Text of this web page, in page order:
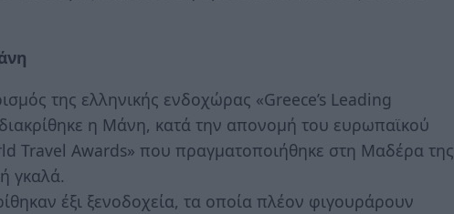
της ελληνικής ενδοχώρας «Greece’s Leading
η Μάνη, κατά την απονομή του ευρωπαϊκού
Travel Awards» που πραγματοποιήθηκε στη Μαδέρα της
γκαλά.
έξι ξενοδοχεία, τα οποία πλέον φιγουράρουν